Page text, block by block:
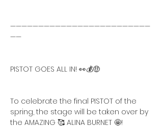
—————————————————————————
——
PISTOT GOES ALL IN! 👀💰🤑
To celebrate the final PISTOT of the
spring, the stage will be taken over by
the AMAZING 🥰 ALINA BURNET 🤩!